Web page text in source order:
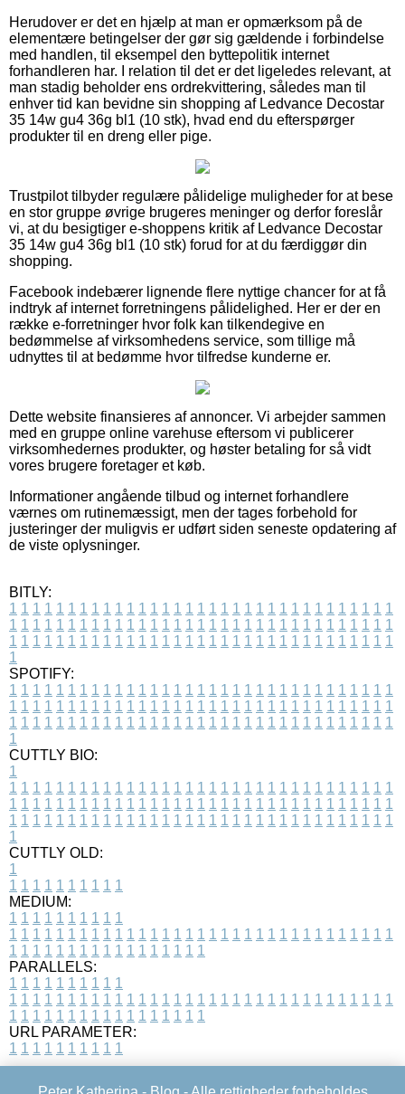
Herudover er det en hjælp at man er opmærksom på de
elementære betingelser der gør sig gældende i forbindelse
med handlen, til eksempel den byttepolitik internet
forhandleren har. I relation til det er det ligeledes relevant, at
man stadig beholder ens ordrekvittering, således man til
enhver tid kan bevidne sin shopping af Ledvance Decostar
35 14w gu4 36g bl1 (10 stk), hvad end du efterspørger
produkter til en dreng eller pige.
Trustpilot tilbyder regulære pålidelige muligheder for at bese
en stor gruppe øvrige brugeres meninger og derfor foreslår
vi, at du besigtiger e-shoppens kritik af Ledvance Decostar
35 14w gu4 36g bl1 (10 stk) forud for at du færdiggør din
shopping.
Facebook indebærer lignende flere nyttige chancer for at få
indtryk af internet forretningens pålidelighed. Her er der en
række e-forretninger hvor folk kan tilkendegive en
bedømmelse af virksomhedens service, som tillige må
udnyttes til at bedømme hvor tilfredse kunderne er.
Dette website finansieres af annoncer. Vi arbejder sammen
med en gruppe online varehuse eftersom vi publicerer
virksomhedernes produkter, og høster betaling for så vidt
vores brugere foretager et køb.
Informationer angående tilbud og internet forhandlere
værnes om rutinemæssigt, men der tages forbehold for
justeringer der muligvis er udført siden seneste opdatering af
de viste oplysninger.
BITLY:
1 1 1 1 1 1 1 1 1 1 1 1 1 1 1 1 1 1 1 1 1 1 1 1 1 1 1 1 1 1 1 1 1
1 1 1 1 1 1 1 1 1 1 1 1 1 1 1 1 1 1 1 1 1 1 1 1 1 1 1 1 1 1 1 1 1
1 1 1 1 1 1 1 1 1 1 1 1 1 1 1 1 1 1 1 1 1 1 1 1 1 1 1 1 1 1 1 1 1
1
SPOTIFY:
1 1 1 1 1 1 1 1 1 1 1 1 1 1 1 1 1 1 1 1 1 1 1 1 1 1 1 1 1 1 1 1 1
1 1 1 1 1 1 1 1 1 1 1 1 1 1 1 1 1 1 1 1 1 1 1 1 1 1 1 1 1 1 1 1 1
1 1 1 1 1 1 1 1 1 1 1 1 1 1 1 1 1 1 1 1 1 1 1 1 1 1 1 1 1 1 1 1 1
1
CUTTLY BIO:
1
1 1 1 1 1 1 1 1 1 1 1 1 1 1 1 1 1 1 1 1 1 1 1 1 1 1 1 1 1 1 1 1 1
1 1 1 1 1 1 1 1 1 1 1 1 1 1 1 1 1 1 1 1 1 1 1 1 1 1 1 1 1 1 1 1 1
1 1 1 1 1 1 1 1 1 1 1 1 1 1 1 1 1 1 1 1 1 1 1 1 1 1 1 1 1 1 1 1 1
1
CUTTLY OLD:
1
1 1 1 1 1 1 1 1 1 1
MEDIUM:
1 1 1 1 1 1 1 1 1 1
1 1 1 1 1 1 1 1 1 1 1 1 1 1 1 1 1 1 1 1 1 1 1 1 1 1 1 1 1 1 1 1 1
1 1 1 1 1 1 1 1 1 1 1 1 1 1 1 1 1
PARALLELS:
1 1 1 1 1 1 1 1 1 1
1 1 1 1 1 1 1 1 1 1 1 1 1 1 1 1 1 1 1 1 1 1 1 1 1 1 1 1 1 1 1 1 1
1 1 1 1 1 1 1 1 1 1 1 1 1 1 1 1 1
URL PARAMETER:
1 1 1 1 1 1 1 1 1 1